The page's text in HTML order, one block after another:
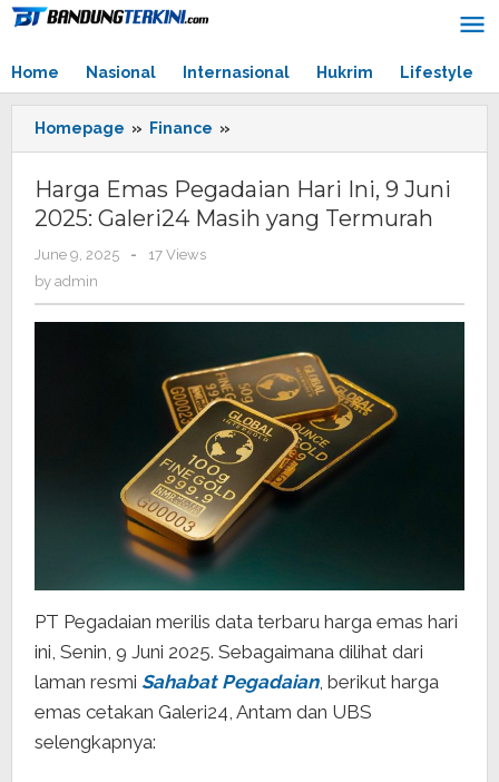
Skip
Home
Nasional Internasional Hukrim Lifestyle
Homepage » Finance »
Emas
Hari
Ini,
yang
Termurah
Harga Emas Pegadaian Hari Ini, 9 Juni
2025: Galeri24 Masih yang Termurah
June 9, 2025
by
-
17 Views
by admin
PT Pegadaian merilis data terbaru harga emas hari
ini, Senin, 9 Juni 2025. Sebagaimana dilihat dari
laman resmi Sahabat Pegadaian, berikut harga
emas cetakan Galeri24, Antam dan UBS
selengkapnya: